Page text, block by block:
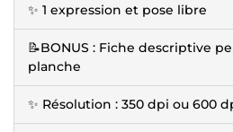
✨ 1 expression et pose libre
📝BONUS : Fiche descriptive
planche
✨ Résolution : 350 dpi ou 600